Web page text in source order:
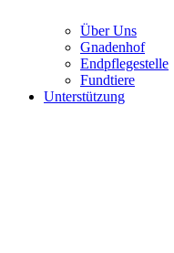
Über Uns
Gnadenhof
Endpflegestelle
Fundtiere
Unterstützung